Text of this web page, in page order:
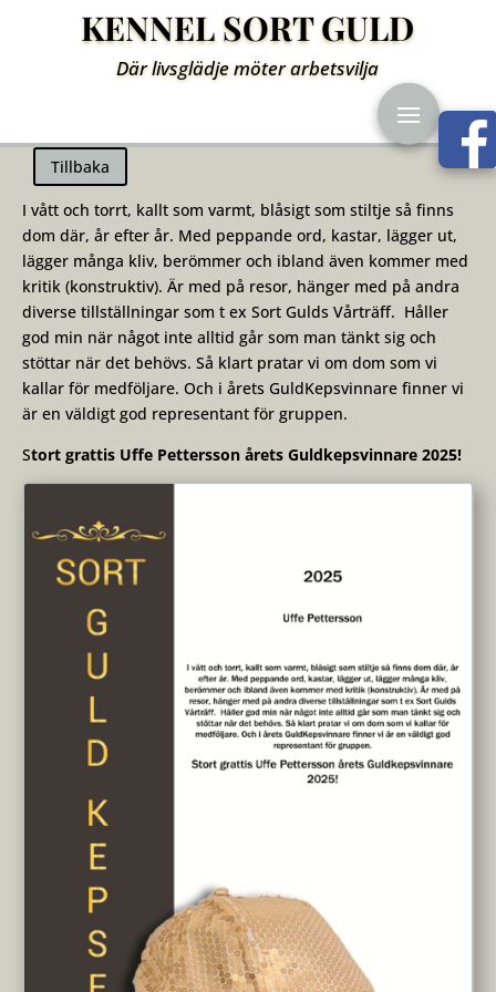
KENNEL SORT GULD
Där livsglädje möter arbetsvilja
Tillbaka
I vått och torrt, kallt som varmt, blåsigt som stiltje så finns
dom där, år efter år. Med peppande ord, kastar, lägger ut,
lägger många kliv, berömmer och ibland även kommer med
kritik (konstruktiv). Är med på resor, hänger med på andra
diverse tillställningar som t ex Sort Gulds Vårträff. Håller
god min när något inte alltid går som man tänkt sig och
stöttar när det behövs. Så klart pratar vi om dom som vi
kallar för medföljare. Och i årets GuldKepsvinnare finner vi
är en väldigt god representant för gruppen.
Stort grattis Uffe Pettersson årets Guldkepsvinnare 2025!